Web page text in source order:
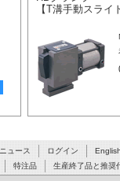
【T溝手動スライ
ニュース ログイン
特注品 生産終了品と推奨